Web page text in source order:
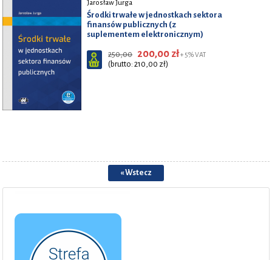
Jarosław Jurga
Środki trwałe w jednostkach sektora
finansów publicznych (z
suplementem elektronicznym)
250,00 200,00 zł+ 5% VAT
(brutto: 210,00 zł)
« Wstecz